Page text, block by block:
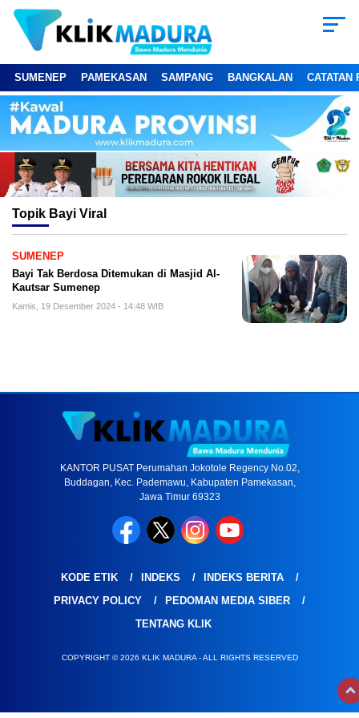
SUMENEP PAMEKASAN SAMPANG BANGKALAN CATATAN
Topik Bayi Viral
SUMENEP
Bayi Tak Berdosa Ditemukan di Masjid Al-
Kautsar Sumenep
Kamis, 19 Desember 2024 - 14:48 WIB
KANTOR PUSAT Perumahan Jokotole Regency No.02,
Buddagan, Kec. Pademawu, Kabupaten Pamekasan,
Jawa Timur 69323
KODE ETIK INDEKS
INDEKS BERITA
PRIVACY POLICY
PEDOMAN MEDIA SIBER
TENTANG KLIK
COPYRIGHT © 2026 KLIK MADURA - ALL RIGHTS RESERVED